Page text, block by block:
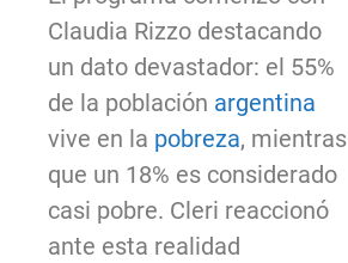
Claudia Rizzo destacando
un dato devastador: el 55%
de la población argentina
vive en la pobreza, mientras
que un 18% es considerado
casi pobre. Cleri reaccionó
ante esta realidad